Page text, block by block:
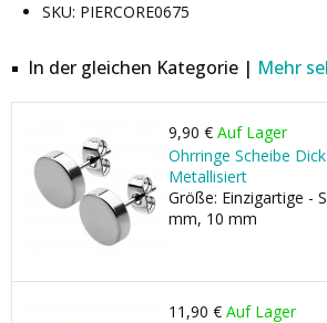
SKU: PIERCORE0675
In der gleichen Kategorie | Mehr
9,90 € Auf Lager
Ohrringe Scheibe
Metallisiert
Größe: Einzigartige -
mm, 10 mm
11,90 € Auf Lager